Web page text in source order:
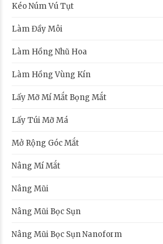
Kéo Núm Vú Tụt
Làm Đầy Môi
Làm Hồng Nhũ Hoa
Làm Hồng Vùng Kín
Lấy Mỡ Mí Mắt Bọng Mắt
Lấy Túi Mỡ Má
Mở Rộng Góc Mắt
Nâng Mí Mắt
Nâng Mũi
Nâng Mũi Bọc Sụn
Nâng Mũi Bọc Sụn Nanoform